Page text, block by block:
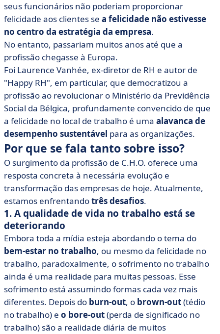
seus funcionários não poderiam proporcionar
felicidade aos clientes se a felicidade não estivesse
no centro da estratégia da empresa.
No entanto, passariam muitos anos até que a
profissão chegasse à Europa.
Foi Laurence Vanhée, ex-diretor de RH e autor de
"Happy RH", em particular, que democratizou a
profissão ao revolucionar o Ministério da Previdência
Social da Bélgica, profundamente convencido de que
a felicidade no local de trabalho é uma alavanca de
desempenho sustentável para as organizações.
Por que se fala tanto sobre isso?
O surgimento da profissão de C.H.O. oferece uma
resposta concreta à necessária evolução e
transformação das empresas de hoje. Atualmente,
estamos enfrentandotrês desafios.
1. A qualidade de vida no trabalho está se
deteriorando
Embora toda a mídia esteja abordando o tema do
bem-estar no trabalho, ou mesmo da felicidade no
trabalho, paradoxalmente, o sofrimento no trabalho
ainda é uma realidade para muitas pessoas. Esse
sofrimento está assumindo formas cada vez mais
diferentes. Depois do burn-out, o brown-out(tédio
no trabalho) e o bore-out(perda de significado no
trabalho) são a realidade diária de muitos